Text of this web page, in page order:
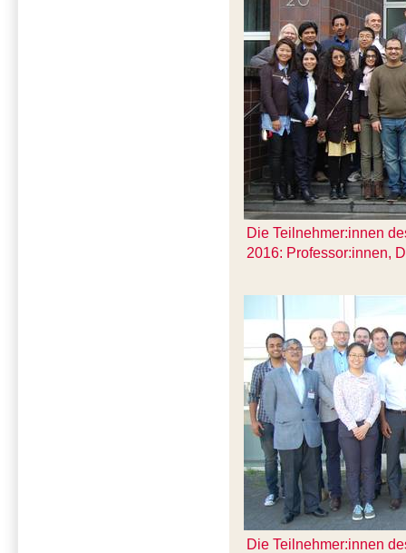
Die Teilnehmer:innen
2016: Professor:innen,
Die Teilnehmer:innen